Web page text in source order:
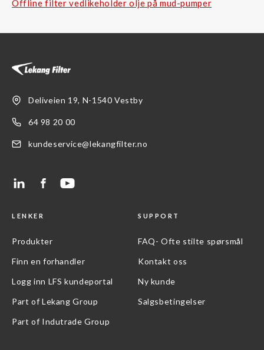
Offline filter vedlikeholder olje på mud-pumper
Deliveien 19, N-1540 Vestby
64 98 20 00
kundeservice@lekangfilter.no
LENKER
Produkter
Finn en forhandler
Logg inn LFS kundeportal
Part of Lekang Group
Part of Indutrade Group
SUPPORT
FAQ- Ofte stilte spørsmål
Kontakt oss
Ny kunde
Salgsbetingelser